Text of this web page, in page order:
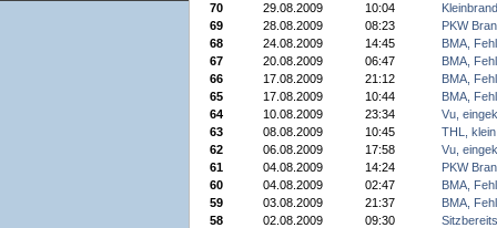
70
29.08.2009 10:04
69
28.08.2009 08:23
PKW
68
24.08.2009 14:45
BMA,
67
20.08.2009 06:47
BMA,
66
17.08.2009 21:12
BMA,
65
17.08.2009 10:44
BMA,
64
10.08.2009 23:34
Vu,
63
08.08.2009 10:45
THL, klein
62
06.08.2009 17:58
Vu,
61
04.08.2009 14:24
PKW
60
04.08.2009 02:47
BMA,
59
03.08.2009 21:37
BMA,
58
02.08.2009 09:30